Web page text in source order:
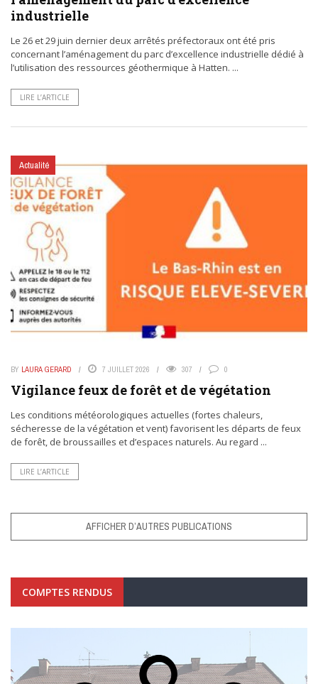
industrielle
Le 26 et 29 juin dernier deux arrêtés préfectoraux ont été pris
concernant l’aménagement du parc d’excellence industrielle dédié à
l’utilisation des ressources géothermique à Hatten. ...
LIRE L’ARTICLE
Actualité
BY LAURA GERARD 7 JUILLET 2026 307 0
Vigilance feux de forêt et de végétation
Les conditions météorologiques actuelles (fortes chaleurs,
sécheresse de la végétation et vent) favorisent les départs de feux
de forêt, de broussailles et d’espaces naturels. Au regard ...
LIRE L’ARTICLE
AFFICHER D’AUTRES PUBLICATIONS
COMPTES RENDUS